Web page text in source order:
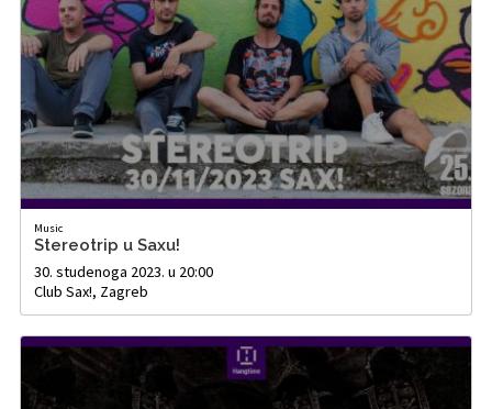
Music
Stereotrip u Saxu!
30. studenoga 2023. u 20:00
Club Sax!, Zagreb